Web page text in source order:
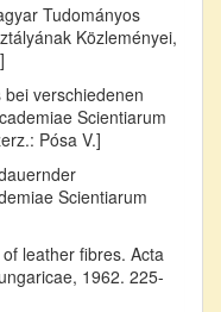
Tudományos
Közleményei,
verschiedenen
Scientiarum
Pósa V.]
Scientiarum
leather fibres. Acta
1962. 225-